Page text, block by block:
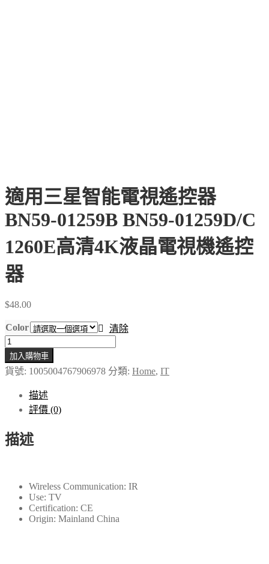
適用三星智能電視遙控器
BN59-01259B BN59-01259D/C
1260E高清4K液晶電視機遙控
器
$48.00
Color
清除
適
用
三
電
視
BN59-
01259B
BN59-
加入購物車
貨號: 1005004767906978 分類: Home, IT
描述
評價 (0)
描述
Wireless Communication: IR
Use: TV
Certification: CE
Origin: Mainland China